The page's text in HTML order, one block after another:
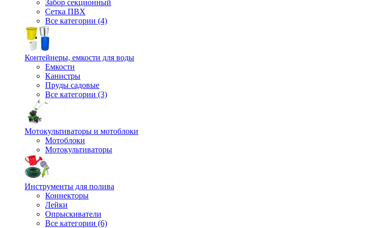
Забор секционный
Сетка ПВХ
Все категории (4)
Контейнеры, емкости для воды
Емкости
Канистры
Пруды садовые
Все категории (3)
Мотокультиваторы и мотоблоки
Мотоблоки
Мотокультиваторы
Инструменты для полива
Коннекторы
Лейки
Опрыскиватели
Все категории (6)